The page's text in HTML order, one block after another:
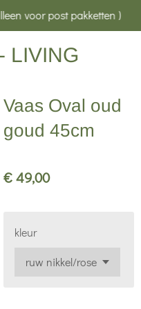
LIVING
voor post pakketten )
Vaas Oval oud
goud 45cm
€ 49,00
kleur